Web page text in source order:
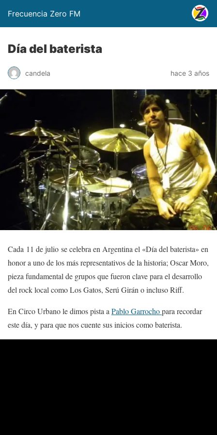
Frecuencia Zero FM
Día del baterista
candela hace 3 años
Cada 11 de julio se celebra en Argentina el «Día del baterista» en
honor a uno de los más representativos de la historia; Oscar Moro,
pieza fundamental de grupos que fueron clave para el desarrollo
del rock local como Los Gatos, Serú Girán o incluso Riff.
En Circo Urbano le dimos pista a Pablo Garrochopara recordar
este día, y para que nos cuente sus inicios como baterista.